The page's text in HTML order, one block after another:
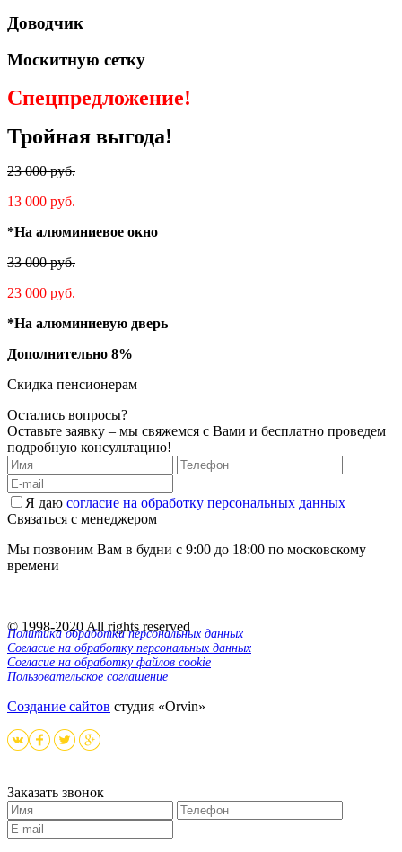
Доводчик
Москитную сетку
Спецпредложение!
Тройная выгода!
23 000 руб.
13 000 руб.
*На алюминиевое окно
33 000 руб.
23 000 руб.
*На алюминиевую дверь
Дополнительно 8%
Скидка пенсионерам
Остались вопросы?
Оставьте заявку – мы свяжемся с Вами и бесплатно проведем
подробную консультацию!
Я даю согласие на обработку персональных данных
Связаться с менеджером
Мы позвоним Вам в будни с 9:00 до 18:00 по московскому
времени
© 1998-2020All rights reserved
Политика обработки персональных данных
Согласие на обработку персональных данных
Согласие на обработку файлов cookie
Пользовательское соглашение
Создание сайтов студия «Orvin»
Заказать звонок